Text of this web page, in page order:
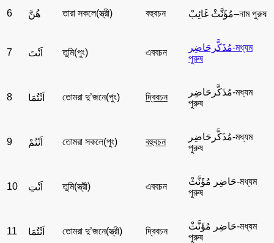
6 هُنَّ তারা সকলে(স্ত্রী) বহুবচন مُؤَنَّثْ غَائِبْ–নাম পুরুষ
7 اَنْتَ তুমি(পুং) এববচন
مُذَكَّرحَاضِر-মধ্যম
পুরুষ
8 اَنْتُمَا তোমরা দু’জনে(পুং) দ্বিবচন
مُذَكَّرحَاضِر-মধ্যম
পুরুষ
9 اَنْتُمْ তোমরা সকলে(পুং) বহুবচন
مُذَكَّرحَاضِر-মধ্যম
পুরুষ
10 اَنْتِ তুমি(স্ত্রী) এববচন
حَاضِر مُؤَنَّثْ-মধ্যম
পুরুষ
11 اَنْتُمَا তোমরা দু’জনে(স্ত্রী) দ্বিবচন
حَاضِر مُؤَنَّثْ-মধ্যম
পুরুষ